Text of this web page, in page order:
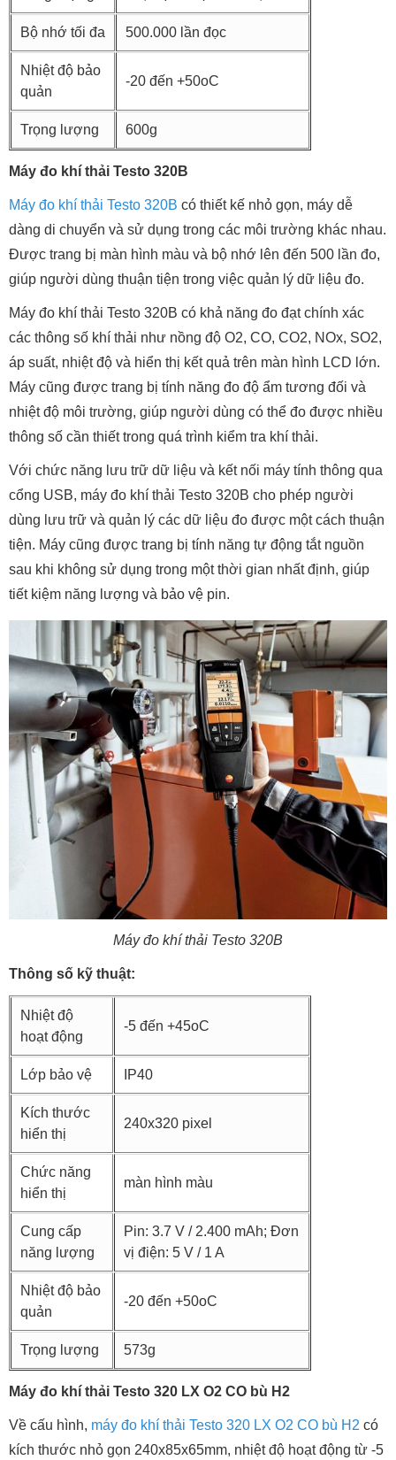
Bộ nhớ tối đa 500.000 lần đọc
Nhiệt độ bảo
quản
-20 đến +50oC
Trọng lượng 600g
Máy đo khí thải Testo 320B
Máy đo khí thải Testo 320B có thiết kế nhỏ gọn, máy dễ
dàng di chuyển và sử dụng trong các môi trường khác nhau.
Được trang bị màn hình màu và bộ nhớ lên đến 500 lần đo,
giúp người dùng thuận tiện trong việc quản lý dữ liệu đo.
Máy đo khí thải Testo 320B có khả năng đo đạt chính xác
các thông số khí thải như nồng độ O2, CO, CO2, NOx, SO2,
áp suất, nhiệt độ và hiển thị kết quả trên màn hình LCD lớn.
Máy cũng được trang bị tính năng đo độ ẩm tương đối và
nhiệt độ môi trường, giúp người dùng có thể đo được nhiều
thông số cần thiết trong quá trình kiểm tra khí thải.
Với chức năng lưu trữ dữ liệu và kết nối máy tính thông qua
cổng USB, máy đo khí thải Testo 320B cho phép người
dùng lưu trữ và quản lý các dữ liệu đo được một cách thuận
tiện. Máy cũng được trang bị tính năng tự động tắt nguồn
sau khi không sử dụng trong một thời gian nhất định, giúp
tiết kiệm năng lượng và bảo vệ pin.
Máy đo khí thải Testo 320B
Thông số kỹ thuật:
Nhiệt độ
hoạt động
-5 đến +45oC
Lớp bảo vệ IP40
Kích thước
hiển thị
240x320 pixel
Chức năng
hiển thị
màn hình màu
Cung cấp
năng lượng
Pin: 3.7 V / 2.400 mAh; Đơn
vị điện: 5 V / 1 A
Nhiệt độ bảo
quản
-20 đến +50oC
Trọng lượng 573g
Máy đo khí thải Testo 320 LX O2 CO bù H2
Về cấu hình, máy đo khí thải Testo 320 LX O2 CO bù H2 có
kích thước nhỏ gọn 240x85x65mm, nhiệt độ hoạt động từ -5